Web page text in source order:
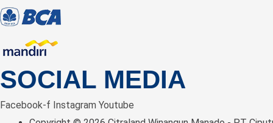
SOCIAL MEDIA
Facebook-f Instagram Youtube